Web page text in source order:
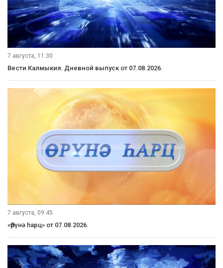
7 августа, 11:30
Вести Калмыкия. Дневной выпуск от 07.08.2026.
7 августа, 09:45
«Өрүнә һарц» от 07.08.2026.